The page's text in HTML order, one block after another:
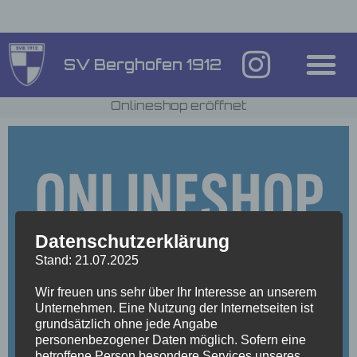
SV Berghofen 1912
Onlineshop eröffnet
Datenschutzerklärung
Stand: 21.07.2025
Wir freuen uns sehr über Ihr Interesse an unserem
Unternehmen. Eine Nutzung der Internetseiten ist
grundsätzlich ohne jede Angabe
personenbezogener Daten möglich. Sofern eine